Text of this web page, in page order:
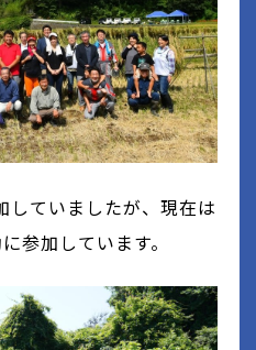
していましたが、現在は
参加しています。